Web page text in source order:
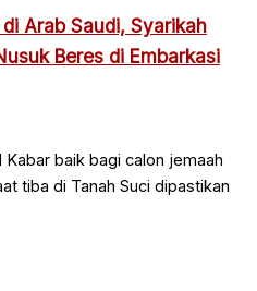
Arab Saudi, Syarikah
Beres di Embarkasi
baik bagi calon jemaah
tiba di Tanah Suci dipastikan